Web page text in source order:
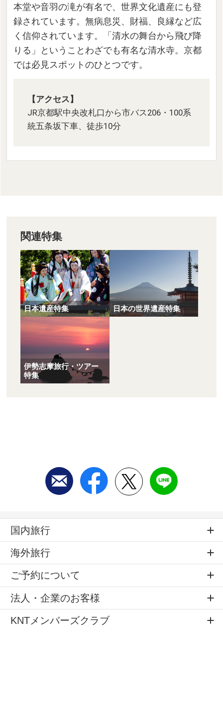
本堂や音羽の滝が有名で、世界文化遺産にも登
録されています。無病息災、財福、良縁など広
く信仰されています。「清水の舞台から飛び降
りる」ということわざでも有名な清水寺。京都
では必見スポットのひとつです。
【アクセス】
JR京都駅中央改札口から市バス206・100系
統五条坂下車、徒歩10分
関連特集
日本遺産特集 日本の世界遺産特集
伊勢志摩旅行・ツアー
特集
国内旅行
海外旅行
ご予約について
法人・企業のお客様
KNTメンバーズクラブ